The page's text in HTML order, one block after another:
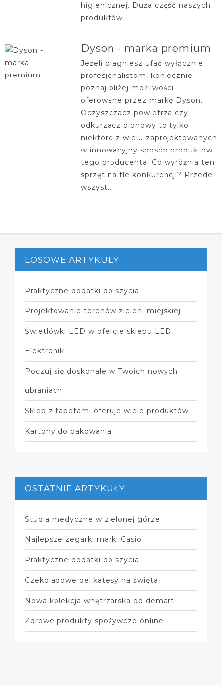
higienicznej. Duża część naszych
produktów ...
Dyson - marka premium
Jeżeli pragniesz ufać wyłącznie
profesjonalistom, koniecznie
poznaj bliżej możliwości
oferowane przez markę Dyson.
Oczyszczacz powietrza czy
odkurzacz pionowy to tylko
niektóre z wielu zaprojektowanych
w innowacyjny sposób produktów
tego producenta. Co wyróżnia ten
sprzęt na tle konkurencji? Przede
wszyst...
LOSOWE ARTYKUŁY
Praktyczne dodatki do szycia
Projektowanie terenów zieleni miejskiej
Świetlówki LED w ofercie sklepu LED
Elektronik
Poczuj się doskonale w Twoich nowych
ubraniach
Sklep z tapetami oferuje wiele produktów
Kartony do pakowania
OSTATNIE ARTYKUŁY
Studia medyczne w zielonej górze
Najlepsze zegarki marki Casio
Praktyczne dodatki do szycia
Czekoladowe delikatesy na święta
Nowa kolekcja wnętrzarska od demart
Zdrowe produkty spożywcze online